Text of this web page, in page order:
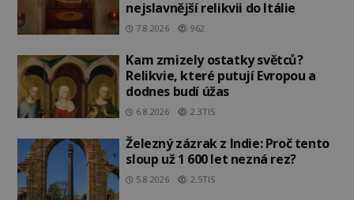
nejslavnější relikvii do Itálie
7.8.2026 962
Kam zmizely ostatky světců?
Relikvie, které putují Evropou a
dodnes budí úžas
6.8.2026 2.3TIS
Železný zázrak z Indie: Proč tento
sloup už 1 600 let nezná rez?
5.8.2026 2.5TIS